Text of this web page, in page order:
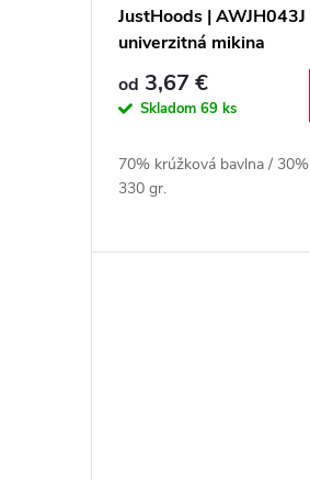
JustHoods |
univerzitná mikina
od 3,67 €
Skladom 69 ks
70% krúžková bavlna /
330 gr.